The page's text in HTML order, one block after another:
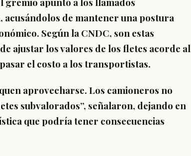
acusándolos de mantener una postura
Según la CNDC, son estas
ajustar los valores de los fletes acorde al
el costo a los transportistas.
aprovecharse. Los camioneros no
subvalorados”, señalaron, dejando en
que podría tener consecuencias